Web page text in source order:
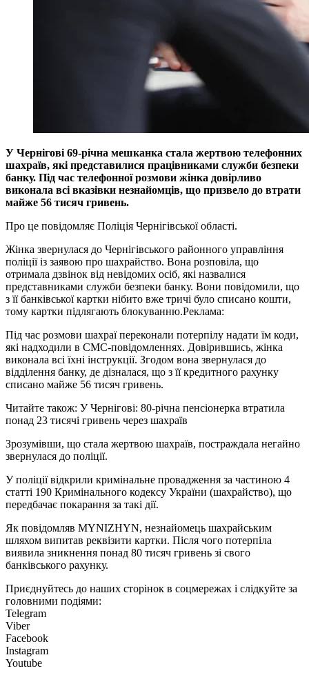
У Чернігові 69-річна мешканка стала жертвою телефонних
шахраїв, які представилися працівниками служби безпеки
банку. Під час телефонної розмови жінка довірливо
виконала всі вказівки незнайомців, що призвело до втрати
майже 56 тисяч гривень.
Про це повідомляє Поліція Чернігівської області.
Жінка звернулася до Чернігівського районного управління
поліції із заявою про шахрайство. Вона розповіла, що
отримала дзвінок від невідомих осіб, які назвалися
представниками служби безпеки банку. Вони повідомили, що
з її банківської картки нібито вже тричі було списано кошти,
тому картки підлягають блокуванню.Реклама:
Під час розмови шахраї переконали потерпілу надати їм коди,
які надходили в СМС-повідомленнях. Довірившись, жінка
виконала всі їхні інструкції. Згодом вона звернулася до
відділення банку, де дізналася, що з її кредитного рахунку
списано майже 56 тисяч гривень.
Читайте також: У Чернігові: 80-річна пенсіонерка втратила
понад 23 тисячі гривень через шахраїв
Зрозумівши, що стала жертвою шахраїв, постраждала негайно
звернулася до поліції.
У поліції відкрили кримінальне провадження за частиною 4
статті 190 Кримінального кодексу України (шахрайство), що
передбачає покарання за такі дії.
Як повідомляв MYNIZHYN, незнайомець шахрайським
шляхом випитав реквізити картки. Після чого потерпіла
виявила зникнення понад 80 тисяч гривень зі свого
банківського рахунку.
Приєднуйтесь до наших сторінок в соцмережах і слідкуйте за
головними подіями:
Telegram
Viber
Facebook
Instagram
Youtube